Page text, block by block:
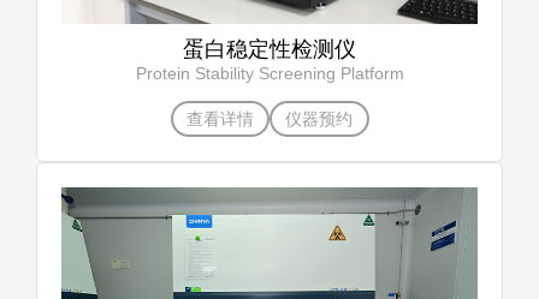
蛋白稳定性检测仪
Protein Stability Screening Platform
查看详情 仪器预约